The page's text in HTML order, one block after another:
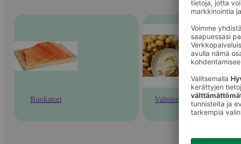
Ruokatori Valmisruoka